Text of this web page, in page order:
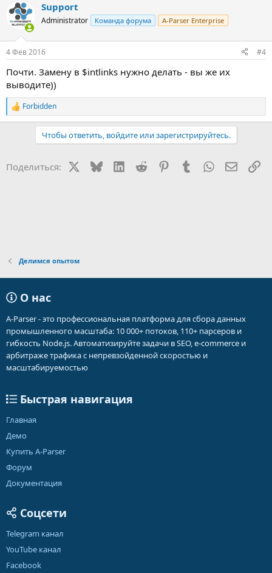
Support
Administrator Команда форума A-Parser Enterprise
4 Фев 2016 #4
Почти. Замену в $intlinks нужно делать - вы же их
выводите))
Р
е
и
Forbidden
Чтобы ответить, войдите или зарегистрируйтесь.
Поделиться: BlueskyLinkedIn
Reddit PinterestTumblr WhatsApp
Делимся опытом
О нас
A-Parser - это профессиональная платформа для сбора данных
промышленного масштаба: 10 000+ потоков, 110+ парсеров и
гибкость Node.js. Автоматизируйте задачи в SEO, e-commerce и
арбитраже трафика с непревзойденной скоростью и
масштабируемостью
Быстрая навигация
Главная
Демо
Купить A-Parser
Форум
Документация
Соцсети
Telegram канал
YouTube канал
Facebook